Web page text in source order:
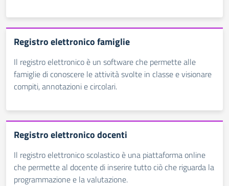
Registro elettronico famiglie
Il registro elettronico è un software che permette alle
famiglie di conoscere le attività svolte in classe e visionare
compiti, annotazioni e circolari.
Registro elettronico docenti
Il registro elettronico scolastico è una piattaforma online
che permette al docente di inserire tutto ciò che riguarda la
programmazione e la valutazione.